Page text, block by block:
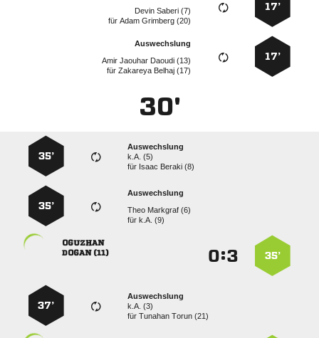
17’
  
für  
17’
Auswechslung
   
für  
30'
Auswechslung
k.A. (5)
für   
35’
Auswechslung
  
fürk.A. (9)
35’
35’
:

 
Auswechslung
k.A. (3)
für  
37’